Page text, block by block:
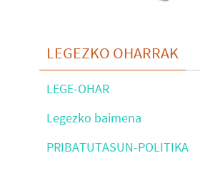
LEGEZKO OHARRAK
LEGE-OHAR
Legezko baimena
PRIBATUTASUN-POLITIKA